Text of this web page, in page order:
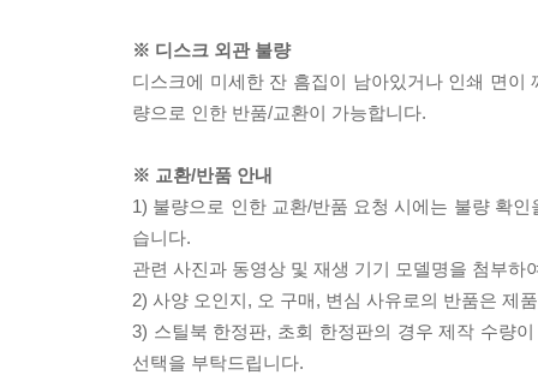
※ 디스크 외관 불량
디스크에 미세한 잔 흠집이 남아있거나 인쇄 면
량으로 인한 반품/교환이 가능합니다.
※ 교환/반품 안내
1) 불량으로 인한 교환/반품 요청 시에는 불량 확
습니다.
관련 사진과 동영상 및 재생 기기 모델명을 첨부하
2) 사양 오인지, 오 구매, 변심 사유로의 반품은 제
3) 스틸북 한정판, 초회 한정판의 경우 제작 수량
선택을 부탁드립니다.